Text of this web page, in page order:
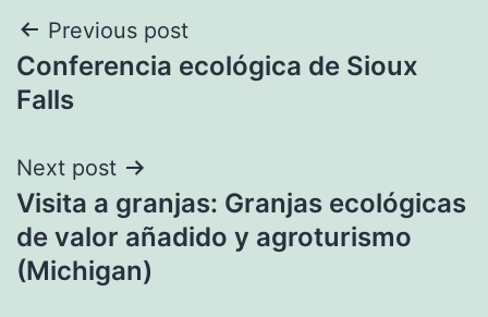
Post
navigation
Previous post
Conferencia ecológica de Sioux
Falls
Next post
Visita a granjas: Granjas ecológicas
de valor añadido y agroturismo
(Michigan)